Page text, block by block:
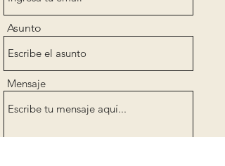
Asunto
Mensaje